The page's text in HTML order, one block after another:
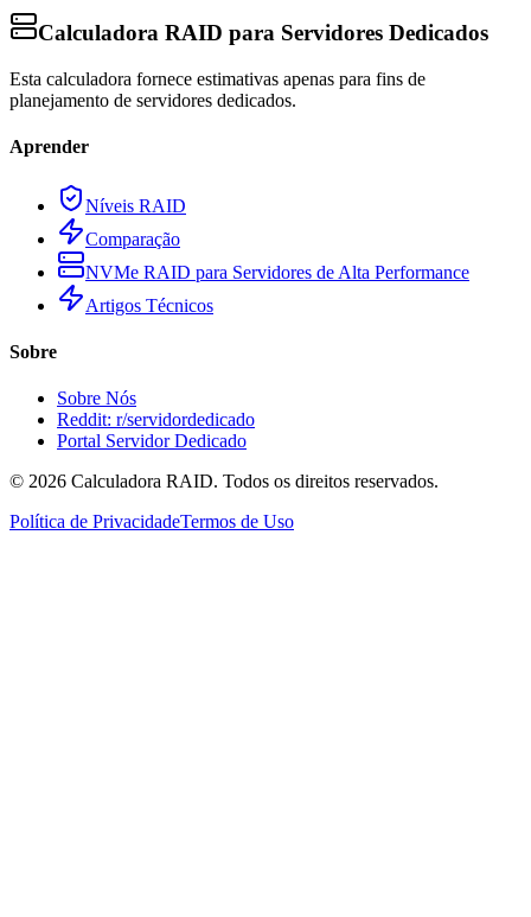
Calculadora RAID para Servidores Dedicados
Esta calculadora fornece estimativas apenas para fins de
planejamento de servidores dedicados.
Aprender
Níveis RAID
Comparação
NVMe RAID para Servidores de Alta Performance
Artigos Técnicos
Sobre
Sobre Nós
Reddit: r/servidordedicado
Portal Servidor Dedicado
© 2026 Calculadora RAID. Todos os direitos reservados.
Política de PrivacidadeTermos de Uso